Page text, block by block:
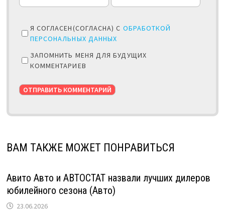
Я СОГЛАСЕН(СОГЛАСНА) С ОБРАБОТКОЙ
ПЕРСОНАЛЬНЫХ ДАННЫХ
ЗАПОМНИТЬ МЕНЯ ДЛЯ БУДУЩИХ
КОММЕНТАРИЕВ
ВАМ ТАКЖЕ МОЖЕТ ПОНРАВИТЬСЯ
Авито Авто и АВТОСТАТ назвали лучших дилеров
юбилейного сезона (Авто)
23.06.2026